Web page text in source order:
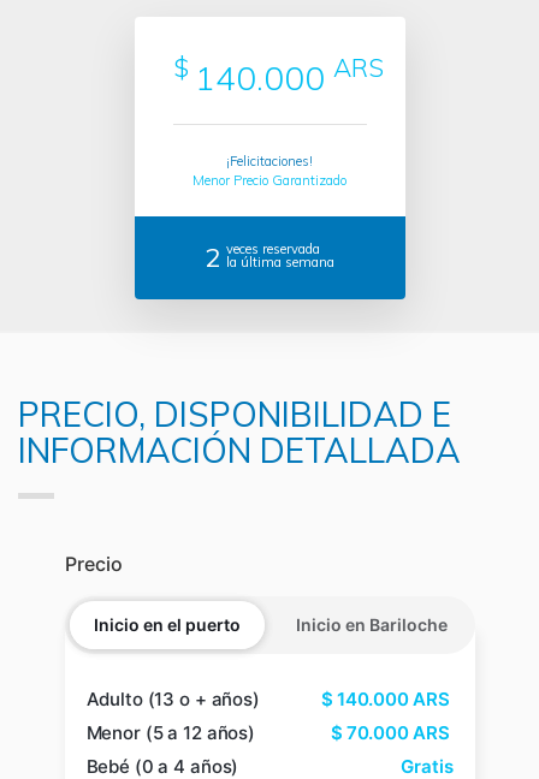
$ 140.000 ARS
¡Felicitaciones!
Menor Precio Garantizado
2 veces reservada
la última semana
PRECIO, DISPONIBILIDAD E
INFORMACIÓN DETALLADA
Precio
Inicio en el puerto Inicio en Bariloche
Adulto (13 o + años) $ 140.000ARS
Menor (5 a 12 años)
$ 70.000ARS
Bebé (0 a 4 años)
Gratis